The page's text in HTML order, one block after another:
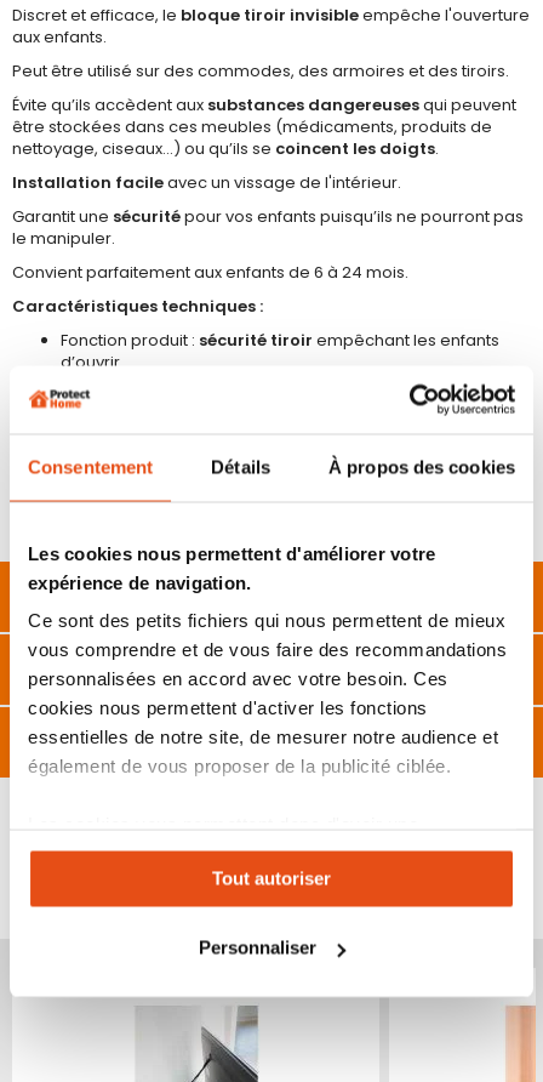
Consentement Détails À propos des cookies
Les cookies nous permettent d'améliorer votre
expérience de navigation.
Ce sont des petits fichiers qui nous permettent de mieux
vous comprendre et de vous faire des recommandations
personnalisées en accord avec votre besoin. Ces
cookies nous permettent d'activer les fonctions
essentielles de notre site, de mesurer notre audience et
également de vous proposer de la publicité ciblée.
expérience personnalisée sur notre site. Vous pouvez
changer votre choix à n'importe quel moment. Refuser
tous les cookies peut limiter certaines fonctionnalités.
Tout autoriser
Personnaliser
Discret et efficace, le bloque tiroir invisibleempêche l'ouverture
aux enfants.
Peut être utilisé sur des commodes, des armoires et des tiroirs.
Évite qu’ils accèdent aux substances dangereusesqui peuvent
être stockées dans ces meubles (médicaments, produits de
nettoyage, ciseaux…) ou qu’ils se coincent les doigts.
Installation facileavec un vissage de l'intérieur.
Garantit une sécuritépour vos enfants puisqu’ils ne pourront pas
le manipuler.
Convient parfaitement aux enfants de 6 à 24 mois.
Caractéristiques techniques :
Fonction produit : sécurité tiroir empêchant les enfants
d’ouvrir
Couleur : blanc
Description
Caractéristiques
Avis
VOUS POURRIEZ ÉGALEMENT ÊTRE INTÉRESSÉ
PAR...